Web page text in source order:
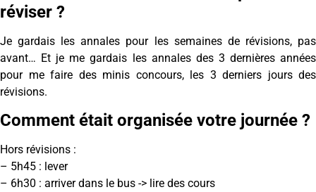
réviser ?
Je gardais les annales pour les semaines de révisions, pas
avant… Et je me gardais les annales des 3 dernières années
pour me faire des minis concours, les 3 derniers jours des
révisions.
Comment était organisée votre journée ?
Hors révisions :
– 5h45 : lever
– 6h30 : arriver dans le bus -> lire des cours